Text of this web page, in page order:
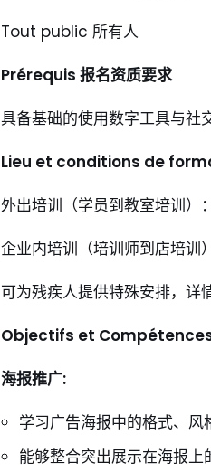
Tout public 所有人
Prérequis 报名资质要求
具备基础的使用数字工具与社
Lieu et conditions de
外出培训（学员到教室培训）
企业内培训（培训师到店培训
可为残疾人提供特殊安排，详
Objectifs et
海报推广:
学习广告海报中的格式、风
能够整合突出展示在海报上